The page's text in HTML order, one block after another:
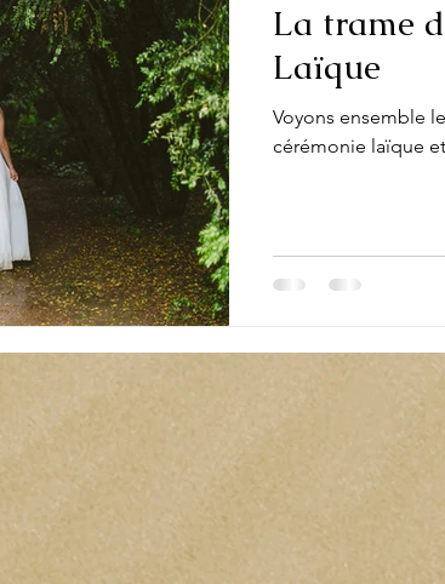
La trame
Laïque
Voyons ensemble
cérémonie laïque